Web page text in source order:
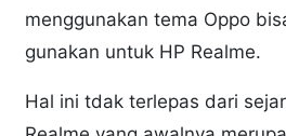
menggunakan tema Oppo
gunakan untuk HP Realme.
Hal ini tdak terlepas dari